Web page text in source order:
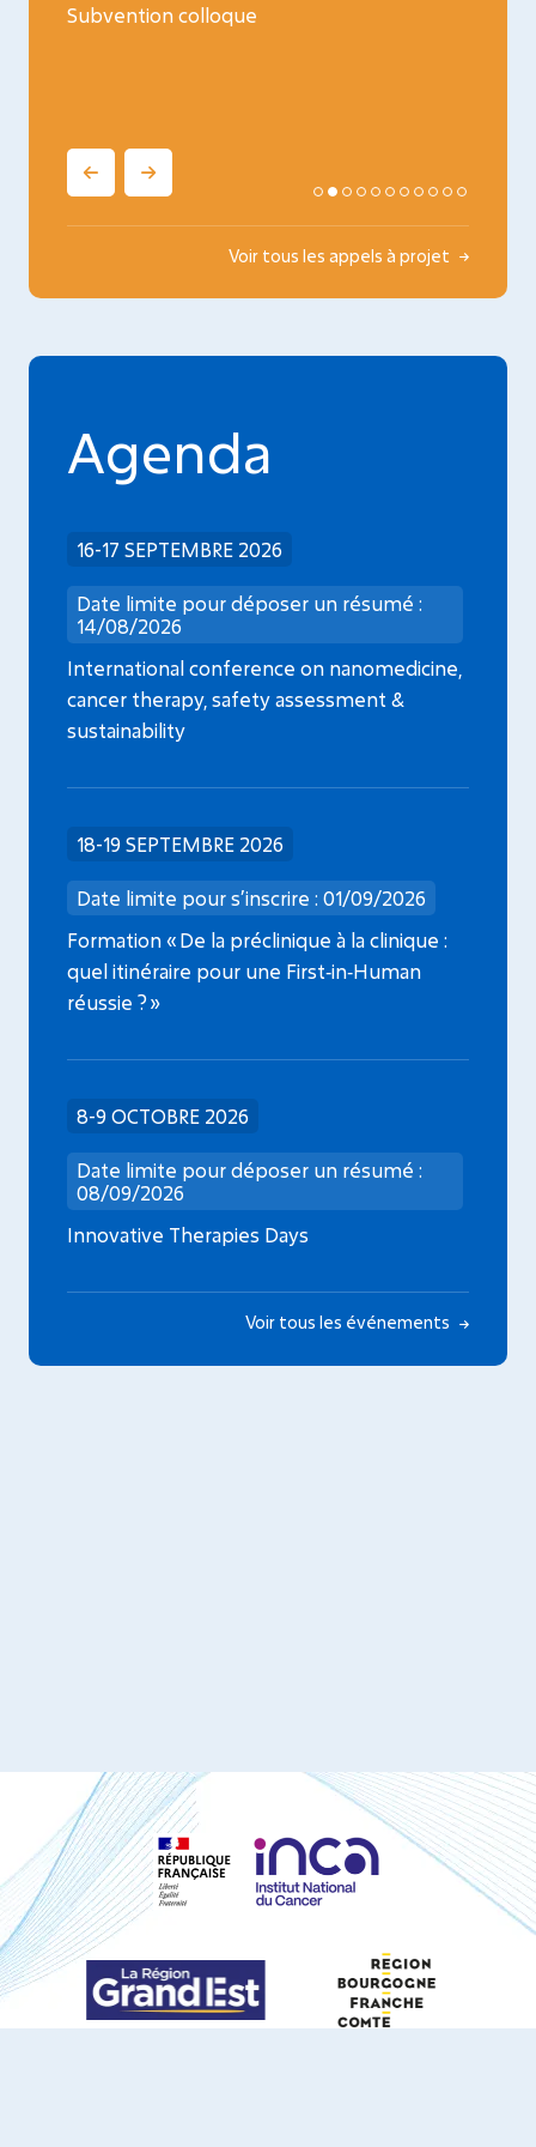
Subvention colloque
Voir tous les appels à projet
Agenda
16-17 SEPTEMBRE 2026
Date limite pour déposer un résumé :
14/08/2026
International conference on nanomedicine,
cancer therapy, safety assessment &
sustainability
18-19 SEPTEMBRE 2026
Date limite pour s’inscrire : 01/09/2026
Formation « De la préclinique à la clinique :
quel itinéraire pour une First‑in‑Human
réussie ? »
8-9 OCTOBRE 2026
Date limite pour déposer un résumé :
08/09/2026
Innovative Therapies Days
Voir tous les événements